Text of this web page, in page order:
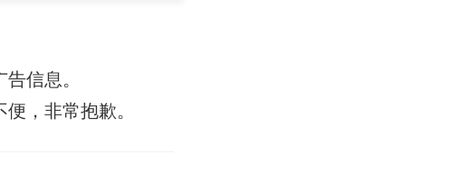
信息。
，非常抱歉。